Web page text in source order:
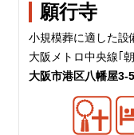
願行寺
小規模葬に適した設
大阪メトロ中央線｢
大阪市港区八幡屋3-